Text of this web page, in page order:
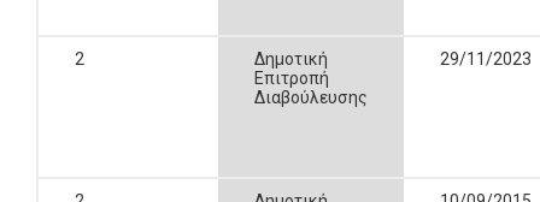
2
Δημοτική
Επιτροπή
Διαβούλευσης
29/11/2023